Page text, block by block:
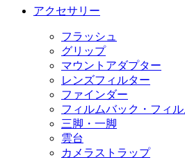
アクセサリー
フラッシュ
グリップ
マウントアダプター
レンズフィルター
ファインダー
フィルムバック・フィ
三脚・一脚
雲台
カメラストラップ